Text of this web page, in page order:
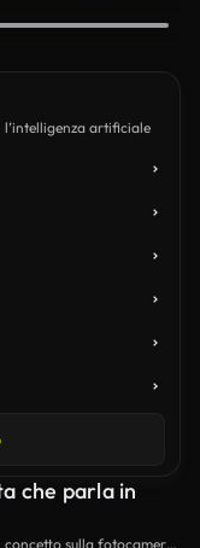
artificiale
che parla in
sulla fotocamera,